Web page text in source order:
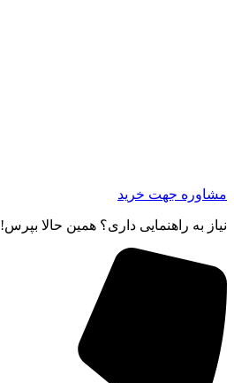
مشاوره جهت خرید
نیاز به راهنمایی داری؟ همین حالا بپرس!